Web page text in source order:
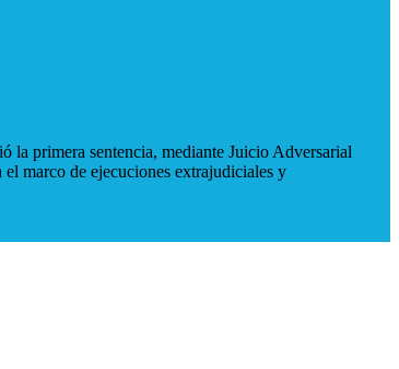
la primera sentencia, mediante Juicio Adversarial
marco de ejecuciones extrajudiciales y